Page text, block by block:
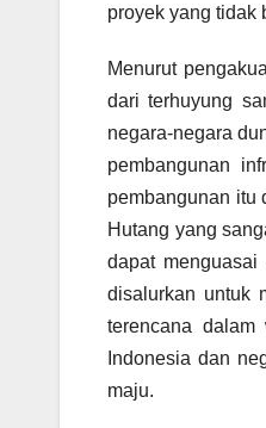
proyek yang tidak
Menurut
dari terhuyung
negara-negara
pembangunan
pembangunan itu
Hutang yang
dapat
disalurkan untuk
terencana dalam
Indonesia dan
maju.